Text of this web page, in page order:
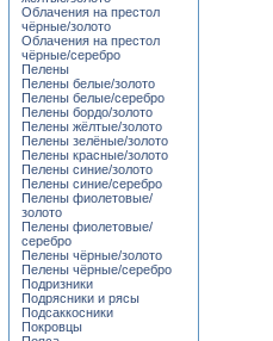
Облачения на престол
чёрные/золото
Облачения на престол
чёрные/серебро
Пелены
Пелены белые/золото
Пелены белые/серебро
Пелены бордо/золото
Пелены жёлтые/золото
Пелены зелёные/золото
Пелены красные/золото
Пелены синие/золото
Пелены синие/серебро
Пелены фиолетовые/
золото
Пелены фиолетовые/
серебро
Пелены чёрные/золото
Пелены чёрные/серебро
Подризники
Подрясники и рясы
Подсаккосники
Покровцы